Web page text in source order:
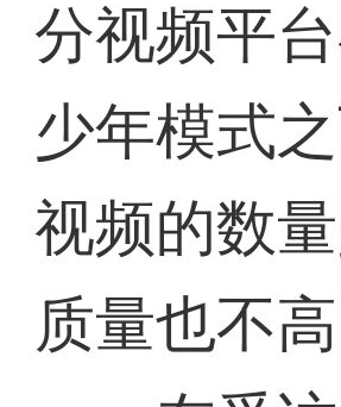
分视频平
少年模式之
视频的数量
质量也不高